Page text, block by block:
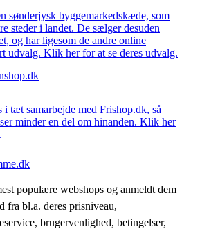
sønderjysk byggemarkedskæde, som
steder i landet. De sælger desuden
og har ligesom de andre online
udvalg. Klik her for at se deres udvalg.
tæt samarbejde med Frishop.dk, så
minder en del om hinanden. Klik her
populære webshops og anmeldt dem
fra bl.a. deres prisniveau,
brugervenlighed, betingelser,